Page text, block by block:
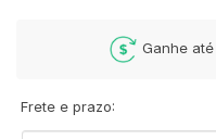
Ganhe até
Frete e prazo: